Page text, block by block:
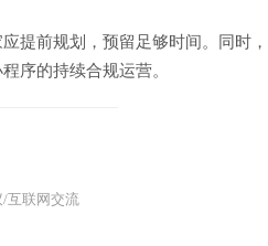
提前规划，预留足够时间。同时，
序的持续合规运营。
互联网交流